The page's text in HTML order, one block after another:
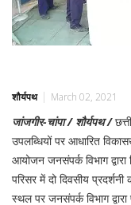
शौर्यपथ March 02, 2021
जांजगीर-चांपा / शौर्यपथ /
उपलब्धियों पर आधारित
आयोजन जनसंपर्क विभाग
परिसर में दो दिवसीय
स्थल पर जनसंपर्क विभाग